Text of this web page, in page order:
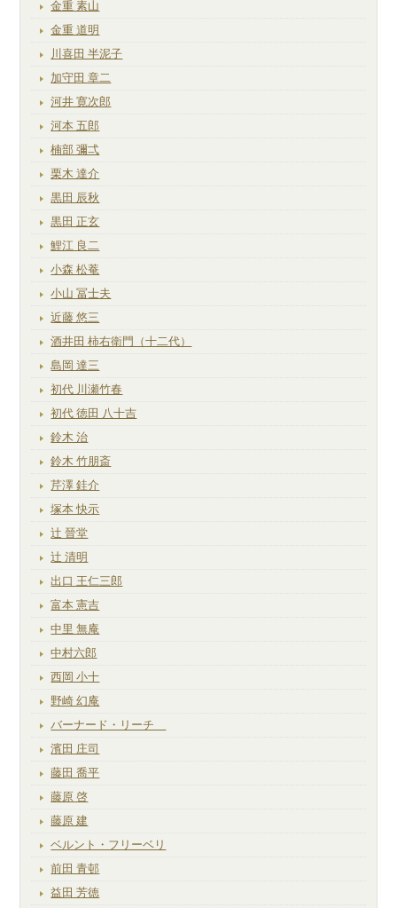
金重 素山
金重 道明
川喜田 半泥子
加守田 章二
河井 寛次郎
河本 五郎
楠部 彌弌
栗木 達介
黒田 辰秋
黒田 正玄
鯉江 良二
小森 松菴
小山 冨士夫
近藤 悠三
酒井田 柿右衛門（十二代）
島岡 達三
初代 川瀬竹春
初代 徳田 八十吉
鈴木 治
鈴木 竹朋斎
芹澤 銈介
塚本 快示
辻 晉堂
辻 清明
出口 王仁三郎
富本 憲吉
中里 無庵
中村六郎
西岡 小十
野崎 幻庵
バーナード・リーチ
濱田 庄司
藤田 喬平
藤原 啓
藤原 建
ベルント・フリーベリ
前田 青邨
益田 芳徳